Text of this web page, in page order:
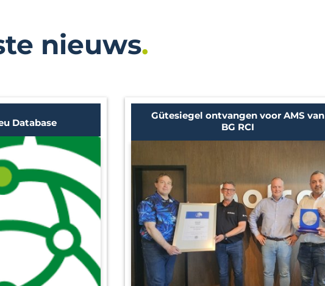
nieuws
Database
Gütesiegel ontvangen voor AMS van
BG RCI